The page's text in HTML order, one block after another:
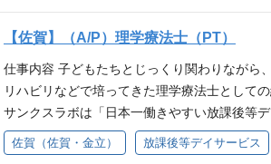
は社内運用をおこなっていますが、将来的に
プロダクト（SaaS）の立ち上げ・グロース
機能追加やUI／UX改善 ■上流工程への参画（
根なく、プロダクトの仕様検討や設計段階か
見据えた、拡張性・保守性の高いコードへの
域（コアシステムのリプレイスや共通基盤の
【佐賀】（A/P）理学療法士（PT）
仕事内容 子どもたちとじっくり関わりながら
リハビリなどで培ってきた理学療法士として
サンクスラボは「日本一働きやすい放課後等
にも安心して働いていただける環境づくりを
知識や経験を活かし、子どもたちの身体機能
佐賀（佐賀・金立） 放課後等デイサービス